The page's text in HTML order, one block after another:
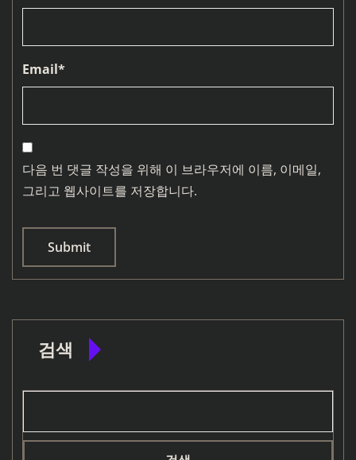
Email*
다음 번 댓글 작성을 위해 이 브라우저에 이름, 이메일,
그리고 웹사이트를 저장합니다.
검색